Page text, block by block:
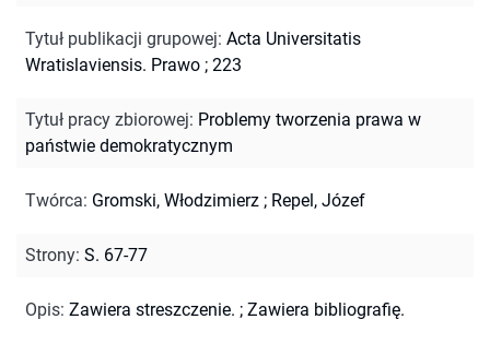
Tytuł publikacji grupowej: Acta Universitatis
Wratislaviensis. Prawo ; 223
Tytuł pracy zbiorowej: Problemy tworzenia prawa w
państwie demokratycznym
Twórca: Gromski, Włodzimierz ; Repel, Józef
Strony: S. 67-77
Opis: Zawiera streszczenie. ; Zawiera bibliografię.